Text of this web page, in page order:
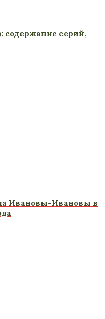
содержание серий,
Ивановы-Ивановы в